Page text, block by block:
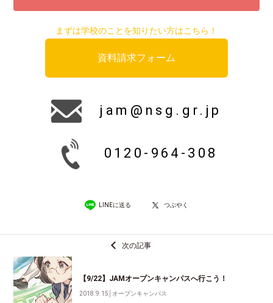
まずは学校のことを知りたい方はこちら！
資料請求フォーム
jam@nsg.gr.jp
0120-964-308
LINEに送る つぶやく
次の記事
【9/22】JAMオープンキャンパスへ行こう！
2018.9.15 オープンキャンパス